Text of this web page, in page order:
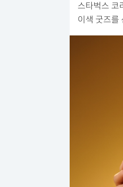
스타벅스 코
이색 굿즈를